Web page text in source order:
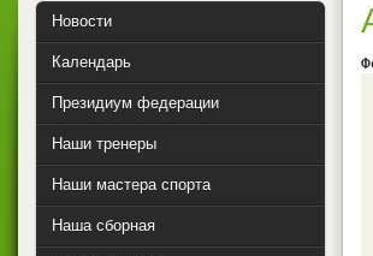
Новости
Календарь
Президиум федерации
Наши тренеры
Наши мастера спорта
Наша сборная